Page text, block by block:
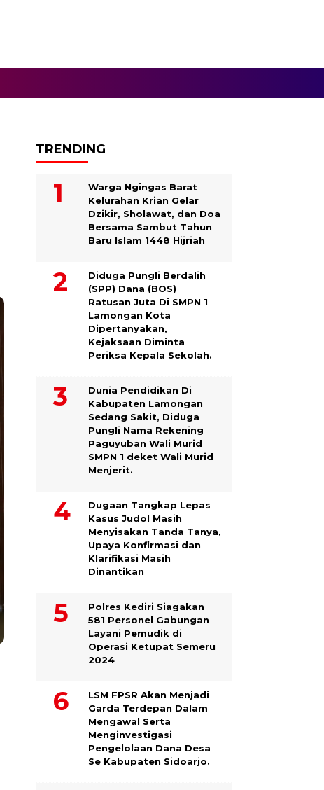
TRENDING
Warga Ngingas Barat
Kelurahan Krian Gelar
Dzikir, Sholawat, dan Doa
Bersama Sambut Tahun
Baru Islam 1448 Hijriah
Diduga Pungli Berdalih
(SPP) Dana (BOS)
Ratusan Juta Di SMPN 1
Lamongan Kota
Dipertanyakan,
Kejaksaan Diminta
Periksa Kepala Sekolah.
Dunia Pendidikan Di
Kabupaten Lamongan
Sedang Sakit, Diduga
Pungli Nama Rekening
Paguyuban Wali Murid
SMPN 1 deket Wali Murid
Menjerit.
Dugaan Tangkap Lepas
Kasus Judol Masih
Menyisakan Tanda Tanya,
Upaya Konfirmasi dan
Klarifikasi Masih
Dinantikan
Polres Kediri Siagakan
581 Personel Gabungan
Layani Pemudik di
Operasi Ketupat Semeru
2024
LSM FPSR Akan Menjadi
Garda Terdepan Dalam
Mengawal Serta
Menginvestigasi
Pengelolaan Dana Desa
Se Kabupaten Sidoarjo.